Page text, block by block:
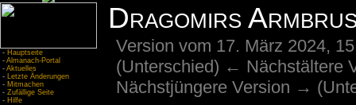
- Hauptseite
- Almanach-Portal
- Aktuelles
- Letzte Änderungen
- Mitmachen
- Zufällige Seite
- Hilfe
Dragomirs
Version vom 17. März 2024,
(Unterschied) ← Nächstältere
Nächstjüngere Version →